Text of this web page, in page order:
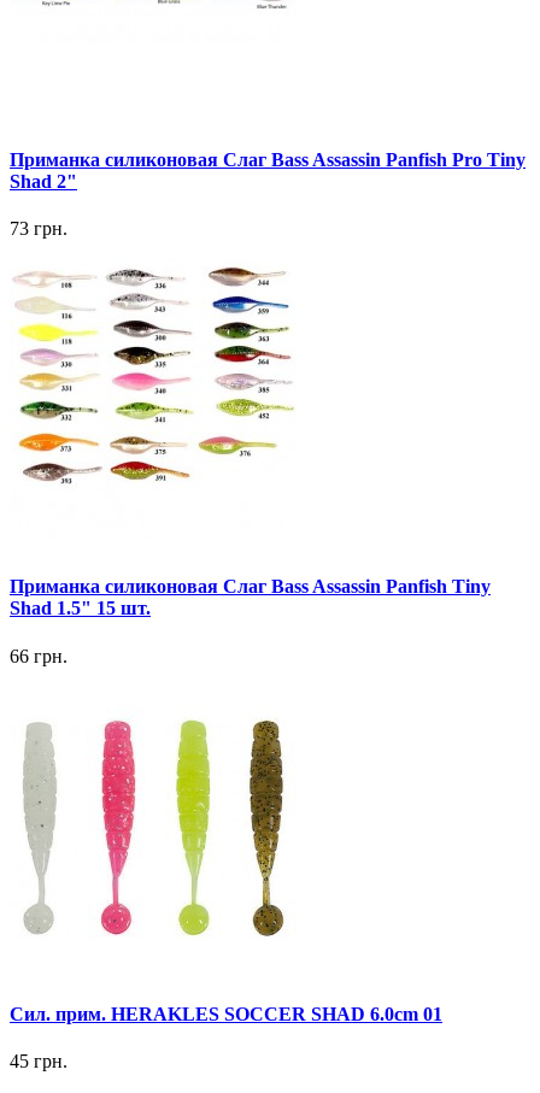
Приманка силиконовая Слаг Bass Assassin Panfish Pro Tiny
Shad 2"
73 грн.
Приманка силиконовая Слаг Bass Assassin Panfish Tiny
Shad 1.5" 15 шт.
66 грн.
Сил. прим. HERAKLES SOCCER SHAD 6.0cm 01
45 грн.